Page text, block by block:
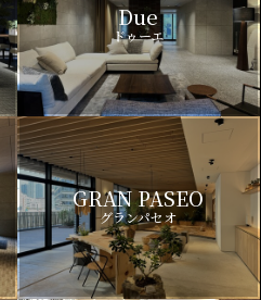
Due
ドゥーエ
GRAN PASEO
グランパセオ